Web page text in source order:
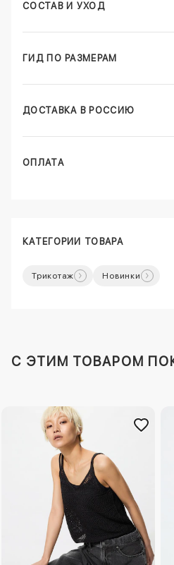
СОСТАВ И УХОД
ГИД ПО РАЗМЕРАМ
ДОСТАВКА В РОССИЮ
ОПЛАТА
КАТЕГОРИИ ТОВАРА
Трикотаж Новинки
C ЭТИМ ТОВАРОМ